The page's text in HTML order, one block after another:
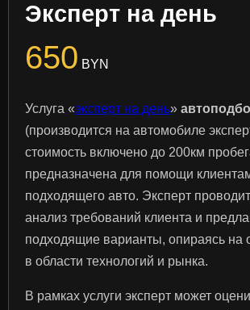
Эксперт на день
650 BYN
Услуга «эксперт на день»
(производится на автомобиле
стоимость включено до 200км
предназначена для помощи
подходящего авто. Эксперт
анализ требований клиента и
подходящие варианты, опираясь на
в области технологий и рынка.
В рамках услуги эксперт может